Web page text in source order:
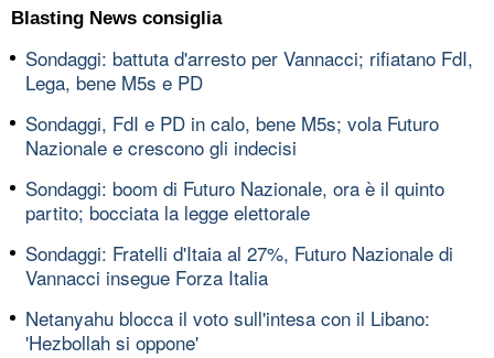
Blasting News consiglia
Sondaggi: battuta d'arresto per Vannacci; rifiatano FdI,
Lega, bene M5s e PD
Sondaggi, FdI e PD in calo, bene M5s; vola Futuro
Nazionale e crescono gli indecisi
Sondaggi: boom di Futuro Nazionale, ora è il quinto
partito; bocciata la legge elettorale
Sondaggi: Fratelli d'Itaia al 27%, Futuro Nazionale di
Vannacci insegue Forza Italia
Netanyahu blocca il voto sull'intesa con il Libano:
'Hezbollah si oppone'